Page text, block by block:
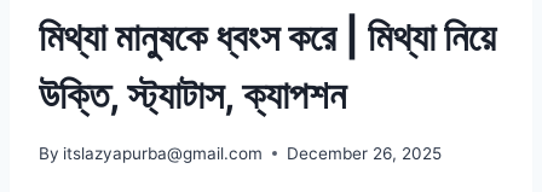
মিথ্যা মানুষকে ধ্বংস করে | মিথ্যা নিয়ে
উক্তি, স্ট্যাটাস, ক্যাপশন
By itslazyapurba@gmail.com December 26, 2025